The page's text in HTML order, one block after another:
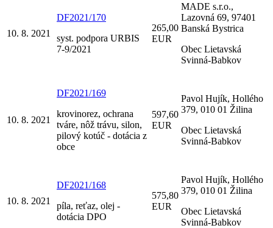
10. 8. 2021
DF2021/170
syst. podpora URBIS
7-9/2021
265,00
EUR
MADE s.r.o.,
Lazovná 69, 97401
Banská Bystrica
Obec Lietavská
Svinná-Babkov
10. 8. 2021
DF2021/169
krovinorez, ochrana
tváre, nôž trávu, silon,
pilový kotúč - dotácia z
obce
597,60
EUR
Pavol Hujík, Hollého
379, 010 01 Žilina
Obec Lietavská
Svinná-Babkov
10. 8. 2021
DF2021/168
píla, reťaz, olej -
dotácia DPO
575,80
EUR
Pavol Hujík, Hollého
379, 010 01 Žilina
Obec Lietavská
Svinná-Babkov